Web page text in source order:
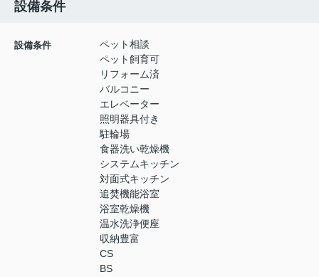
設備条件
設備条件
ペット相談
ペット飼育可
リフォーム済
バルコニー
エレベーター
照明器具付き
駐輪場
食器洗い乾燥機
システムキッチン
対面式キッチン
追焚機能浴室
浴室乾燥機
温水洗浄便座
収納豊富
CS
BS